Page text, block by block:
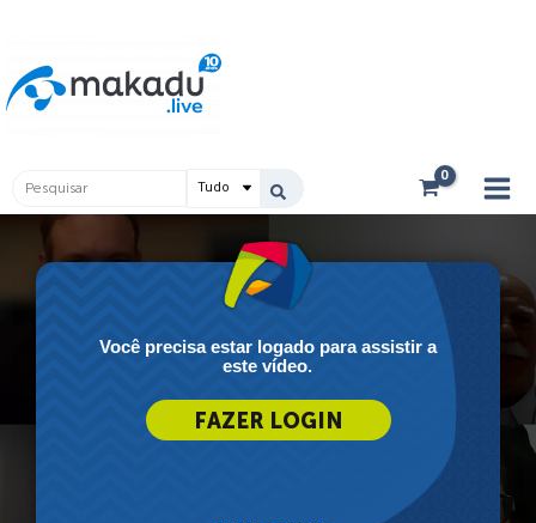
conteúdo
Pesquisar
...
Você precisa estar logado para assistir a
este vídeo.